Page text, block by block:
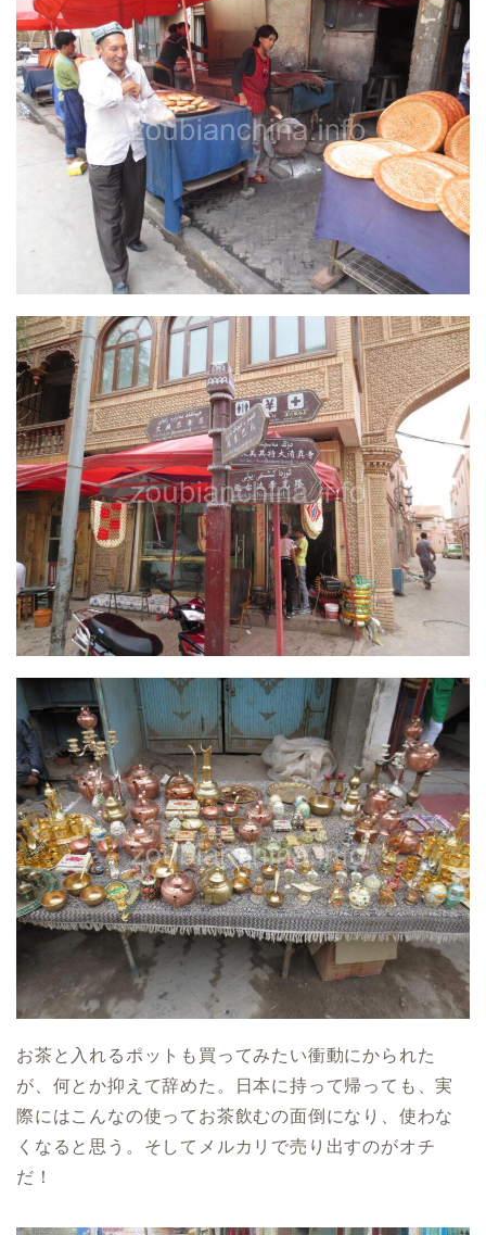
お茶と入れるポットも買ってみたい衝動にかられた
が、何とか抑えて辞めた。日本に持って帰っても、実
際にはこんなの使ってお茶飲むの面倒になり、使わな
くなると思う。そしてメルカリで売り出すのがオチ
だ！